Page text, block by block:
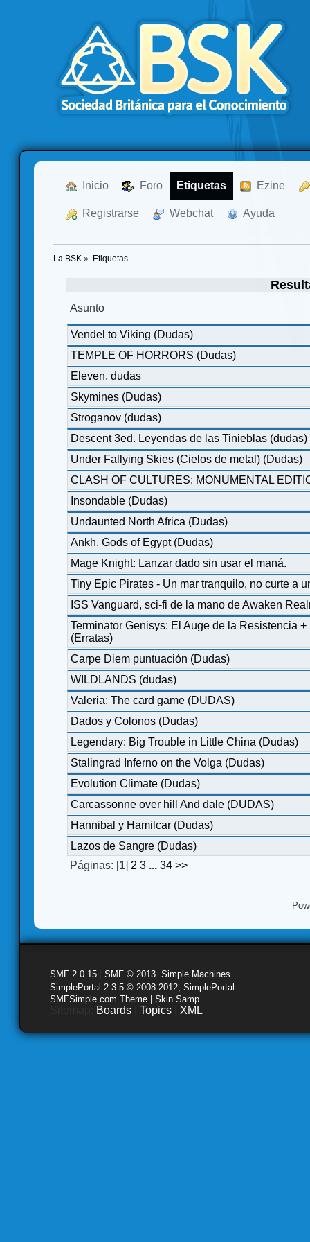
Inicio Foro Etiquetas Ezine
Registrarse Webchat Ayuda
La BSK » Etiquetas
Asunto
Vendel to Viking (Dudas)
TEMPLE OF HORRORS (Dudas)
Eleven, dudas
Skymines (Dudas)
Stroganov (dudas)
Descent 3ed. Leyendas de las Tinieblas (dudas)
Under Fallying Skies (Cielos de metal) (Dudas)
CLASH OF CULTURES: MONUMENTAL
Insondable (Dudas)
Undaunted North Africa (Dudas)
Ankh. Gods of Egypt (Dudas)
Mage Knight: Lanzar dado sin usar el maná.
Tiny Epic Pirates - Un mar tranquilo, no curte a
ISS Vanguard, sci-fi de la mano de Awaken
Terminator Genisys: El Auge de la Resistencia
(Erratas)
Carpe Diem puntuación (Dudas)
WILDLANDS (dudas)
Valeria: The card game (DUDAS)
Dados y Colonos (Dudas)
Legendary: Big Trouble in Little China (Dudas)
Stalingrad Inferno on the Volga (Dudas)
Evolution Climate (Dudas)
Carcassonne over hill And dale (DUDAS)
Hannibal y Hamilcar (Dudas)
Lazos de Sangre (Dudas)
Páginas: [1] 2 3 ... 34 >>
SMF 2.0.15 SMF © 2013 Simple Machines
SimplePortal 2.3.5 © 2008-2012, SimplePortal
SMFSimple.com Theme | Skin Samp
Boards Topics XML